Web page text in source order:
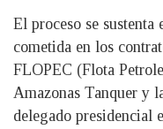
El proceso se sustenta
cometida en los
FLOPEC (Flota
Amazonas Tanquer y
delegado presidencial